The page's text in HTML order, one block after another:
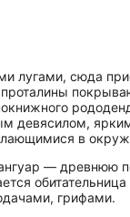
лугами, сюда
девясилом,
в
— древнюю
грифами.